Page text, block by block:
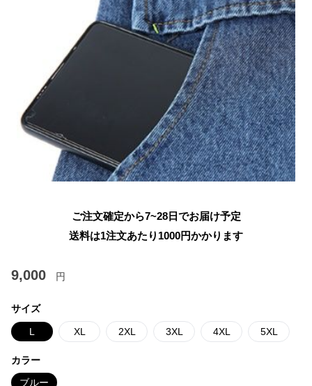
ご注文確定から7~28日でお届け予定
送料は1注文あたり 1000円かかります
9,000 円
サイズ
L XL 2XL 3XL 4XL 5XL
カラー
ブルー